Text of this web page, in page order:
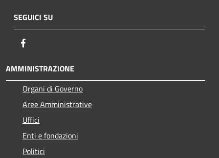
SEGUICI SU
AMMINISTRAZIONE
Organi di Governo
Aree Amministrative
Uffici
Enti e fondazioni
Politici